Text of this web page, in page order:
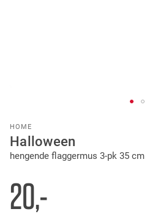
HOME
Halloween
hengende flaggermus 3-pk 35 cm
20,-
to
the
beginning
the
images
gallery